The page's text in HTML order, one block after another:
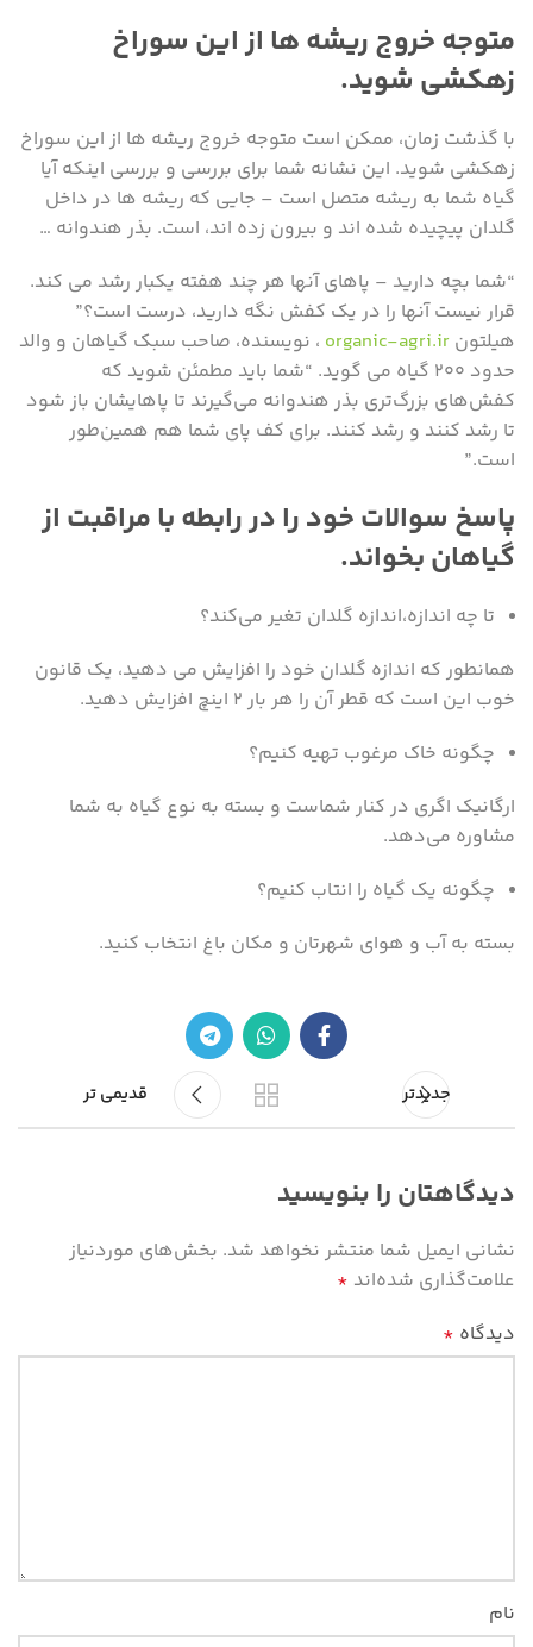
متوجه خروج ریشه ها از این سوراخ
زهکشی شوید.
با گذشت زمان، ممکن است متوجه خروج ریشه ها از این سوراخ
زهکشی شوید. این نشانه شما برای بررسی و بررسی اینکه آیا
گیاه شما به ریشه متصل است – جایی که ریشه ها در داخل
گلدان پیچیده شده اند و بیرون زده اند، است. بذر هندوانه …
“شما بچه دارید – پاهای آنها هر چند هفته یکبار رشد می کند.
قرار نیست آنها را در یک کفش نگه دارید، درست است؟”
هیلتون organic-agri.ir ، نویسنده، صاحب سبک گیاهان و والد
حدود ۲۰۰ گیاه می گوید. “شما باید مطمئن شوید که
کفش‌های بزرگ‌تری بذر هندوانه می‌گیرند تا پاهایشان باز شود
تا رشد کنند و رشد کنند. برای کف پای شما هم همین‌طور
است.”
پاسخ سوالات خود را در رابطه با مراقبت از
گیاهان بخواند.
تا چه اندازه،اندازه گلدان تغیر می‌کند؟
همانطور که اندازه گلدان خود را افزایش می دهید، یک قانون
خوب این است که قطر آن را هر بار ۲ اینچ افزایش دهید.
چگونه خاک مرغوب تهیه کنیم؟
ارگانیک اگری در کنار شماست و بسته به نوع گیاه به شما
مشاوره می‌دهد.
چگونه یک گیاه را انتاب کنیم؟
بسته به آب و هوای شهرتان و مکان باغ انتخاب کنید.
جدیدتر قدیمی تر
دیدگاهتان را بنویسید
نشانی ایمیل شما منتشر نخواهد شد. بخش‌های موردنیاز
علامت‌گذاری شده‌اند *
دیدگاه *
نام